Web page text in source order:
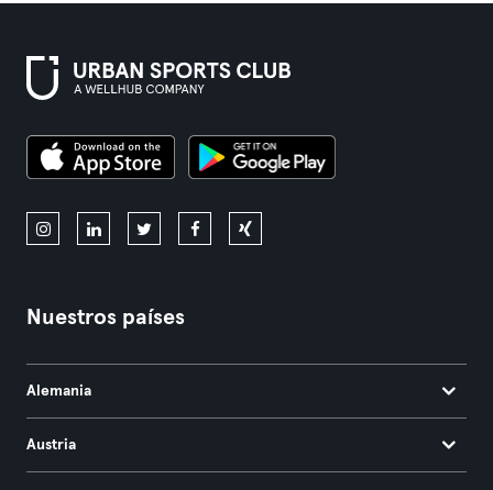
Nuestros países
Alemania
Austria